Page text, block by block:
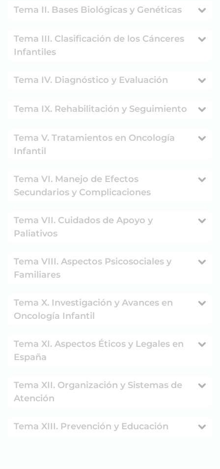
Tema II. Bases Biológicas y Genéticas
Tema III. Clasificación de los Cánceres
Infantiles
Tema IV. Diagnóstico y Evaluación
Tema IX. Rehabilitación y Seguimiento
Tema V. Tratamientos en Oncología
Infantil
Tema VI. Manejo de Efectos
Secundarios y Complicaciones
Tema VII. Cuidados de Apoyo y
Paliativos
Tema VIII. Aspectos Psicosociales y
Familiares
Tema X. Investigación y Avances en
Oncología Infantil
Tema XI. Aspectos Éticos y Legales en
España
Tema XII. Organización y Sistemas de
Atención
Tema XIII. Prevención y Educación